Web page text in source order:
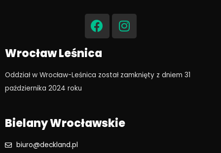
F
a
c
e
b
o
o
I
n
s
g
r
Wrocław Leśnica
Oddział w Wrocław-Leśnica został zamknięty z dniem 31
października 2024 roku​
Bielany Wrocławskie
biuro@deckland.pl